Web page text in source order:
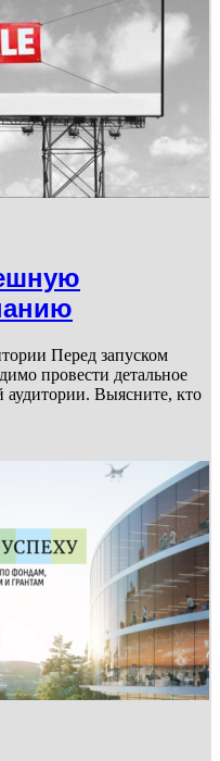
Перед запуском
провести детальное
аудитории. Выясните, кто